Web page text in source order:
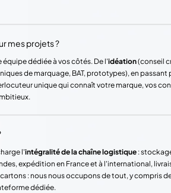
mes projets ?
dédiée à vos côtés. De l'idéation(conseil
de marquage, BAT, prototypes), en passant
unique qui connaît votre marque, vos
l'intégralité de la chaîne logistique :
expédition en France et à l'international,
: nous nous occupons de tout, y compris
dédiée.